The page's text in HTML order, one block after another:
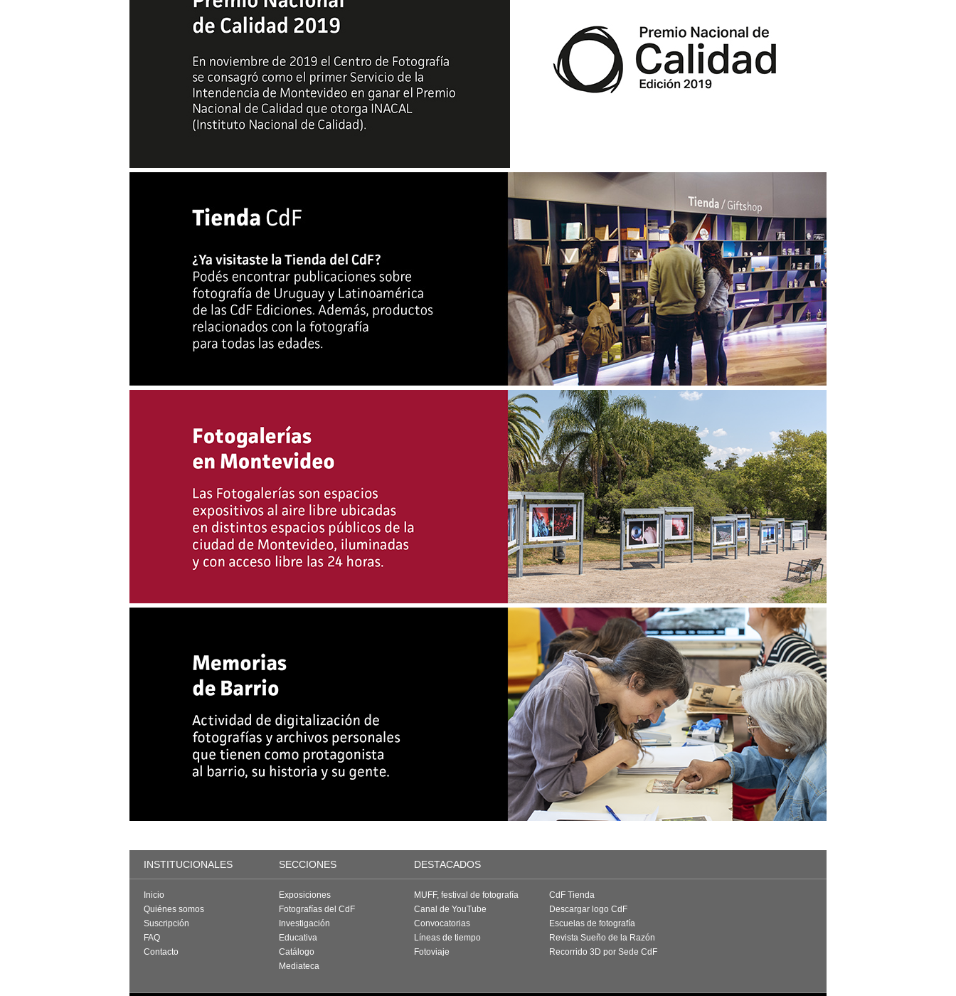
INSTITUCIONALES SECCIONES DESTACADOS
Inicio
Quiénes somos
Suscripción
FAQ
Contacto
Exposiciones
Fotografías del CdF
Investigación
Educativa
Catálogo
Mediateca
MUFF, festival de fotografía
Canal de YouTube
Convocatorias
Líneas de tiempo
Fotoviaje
CdF Tienda
Descargar logo CdF
Escuelas de fotografía
Revista Sueño de la Razón
Recorrido 3D por Sede CdF